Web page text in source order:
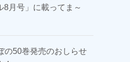
8月号」に載ってま～
の50巻発売のおしらせ